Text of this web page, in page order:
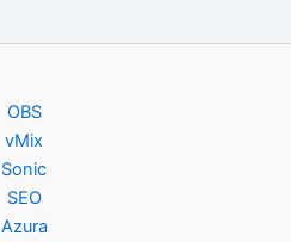
OBS
vMix
Sonic
SEO
Azura